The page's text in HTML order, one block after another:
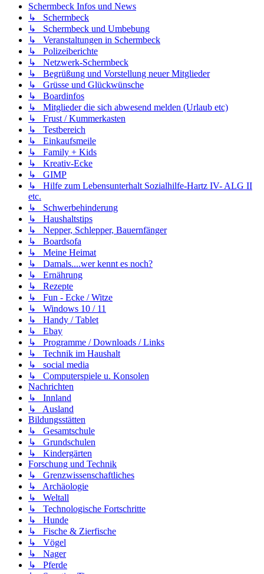
Schermbeck Infos und News
↳ Schermbeck
↳ Schermbeck und Umbebung
↳ Veranstaltungen in Schermbeck
↳ Polizeiberichte
↳ Netzwerk-Schermbeck
↳ Begrüßung und Vorstellung neuer Mitglieder
↳ Grüsse und Glückwünsche
↳ Boardinfos
↳ Mitglieder die sich abwesend melden (Urlaub etc)
↳ Frust / Kummerkasten
↳ Testbereich
↳ Einkaufsmeile
↳ Family + Kids
↳ Kreativ-Ecke
↳ GIMP
↳ Hilfe zum Lebensunterhalt Sozialhilfe-Hartz IV- ALG II
etc.
↳ Schwerbehinderung
↳ Haushaltstips
↳ Nepper, Schlepper, Bauernfänger
↳ Boardsofa
↳ Meine Heimat
↳ Damals....wer kennt es noch?
↳ Ernährung
↳ Rezepte
↳ Fun - Ecke / Witze
↳ Windows 10 / 11
↳ Handy / Tablet
↳ Ebay
↳ Programme / Downloads / Links
↳ Technik im Haushalt
↳ social media
↳ Computerspiele u. Konsolen
Nachrichten
↳ Innland
↳ Ausland
Bildungsstätten
↳ Gesamtschule
↳ Grundschulen
↳ Kindergärten
Forschung und Technik
↳ Grenzwissenschaftliches
↳ Archäologie
↳ Weltall
↳ Technologische Fortschritte
↳ Hunde
↳ Fische & Zierfische
↳ Vögel
↳ Nager
↳ Pferde